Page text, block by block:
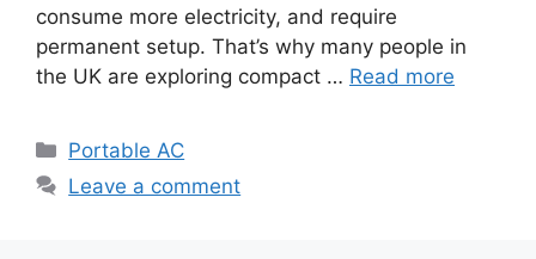
consume more electricity, and require
permanent setup. That’s why many people in
the UK are exploring compact … Read more
Categories
Portable AC
Leave a comment